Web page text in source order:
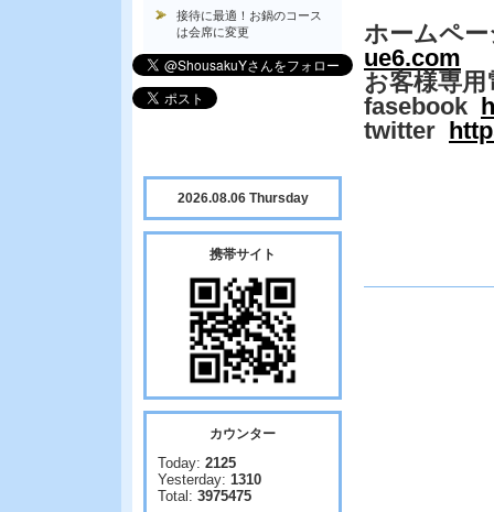
ホームペ
ue6.com
お客様専用
fasebook
twitter
接待に最適！お鍋のコース
は会席に変更
2026.08.06 Thursday
携帯サイト
カウンター
Today: 2125
Yesterday: 1310
Total: 3975475